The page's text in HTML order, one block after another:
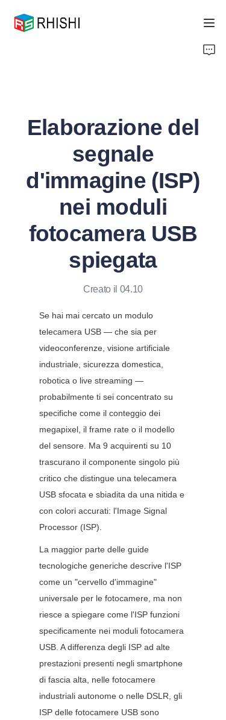
Elaborazione del
segnale
d'immagine (ISP)
nei moduli
fotocamera USB
spiegata
Creato il 04.10
Se hai mai cercato un modulo
telecamera USB — che sia per
videoconferenze, visione artificiale
industriale, sicurezza domestica,
robotica o live streaming —
probabilmente ti sei concentrato su
specifiche come il conteggio dei
megapixel, il frame rate o il modello
del sensore. Ma 9 acquirenti su 10
trascurano il componente singolo più
critico che distingue una telecamera
USB sfocata e sbiadita da una nitida e
con colori accurati: l'Image Signal
Processor (ISP).
La maggior parte delle guide
tecnologiche generiche descrive l'ISP
come un "cervello d'immagine"
universale per le fotocamere, ma non
riesce a spiegare come l'ISP funzioni
specificamente nei moduli fotocamera
USB. A differenza degli ISP ad alte
prestazioni presenti negli smartphone
di fascia alta, nelle fotocamere
industriali autonome o nelle DSLR, gli
ISP delle fotocamere USB sono
About Us
Support